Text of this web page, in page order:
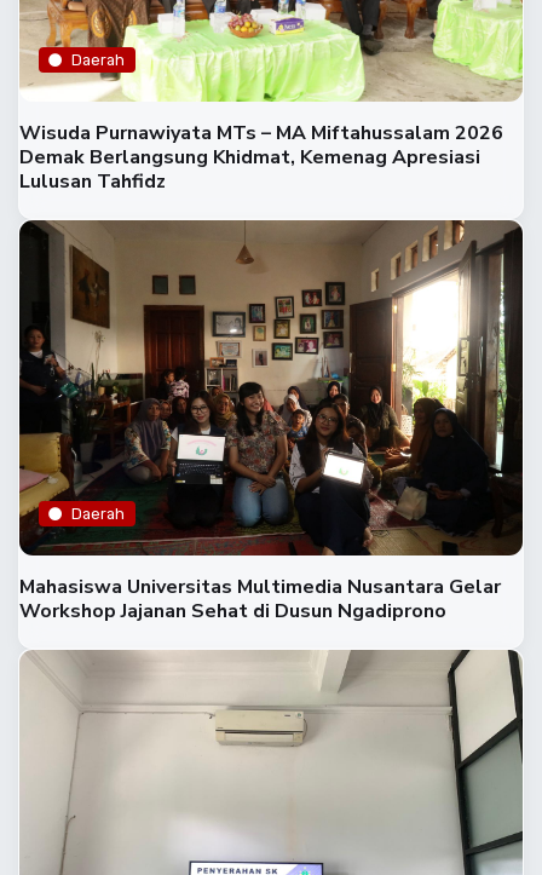
Daerah
Wisuda Purnawiyata MTs – MA Miftahussalam 2026
Demak Berlangsung Khidmat, Kemenag Apresiasi
Lulusan Tahfidz
Daerah
Mahasiswa Universitas Multimedia Nusantara Gelar
Workshop Jajanan Sehat di Dusun Ngadiprono